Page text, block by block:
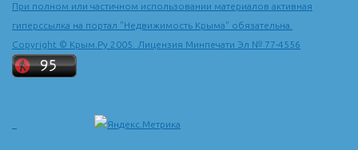
При полном или частичном использовании материалов активная
гиперссылка на портал "Недвижимость Крыма" обязательна.
Copyright © Крым.Ру 2005. Лицензия Минпечати Эл № 77-4556